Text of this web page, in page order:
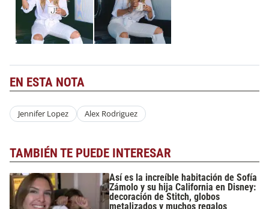
EN ESTA NOTA
Jennifer Lopez Alex Rodriguez
TAMBIÉN TE PUEDE INTERESAR
Así es la increíble habitación de Sofía
Zámolo y su hija California en Disney:
decoración de Stitch, globos
metalizados y muchos regalos